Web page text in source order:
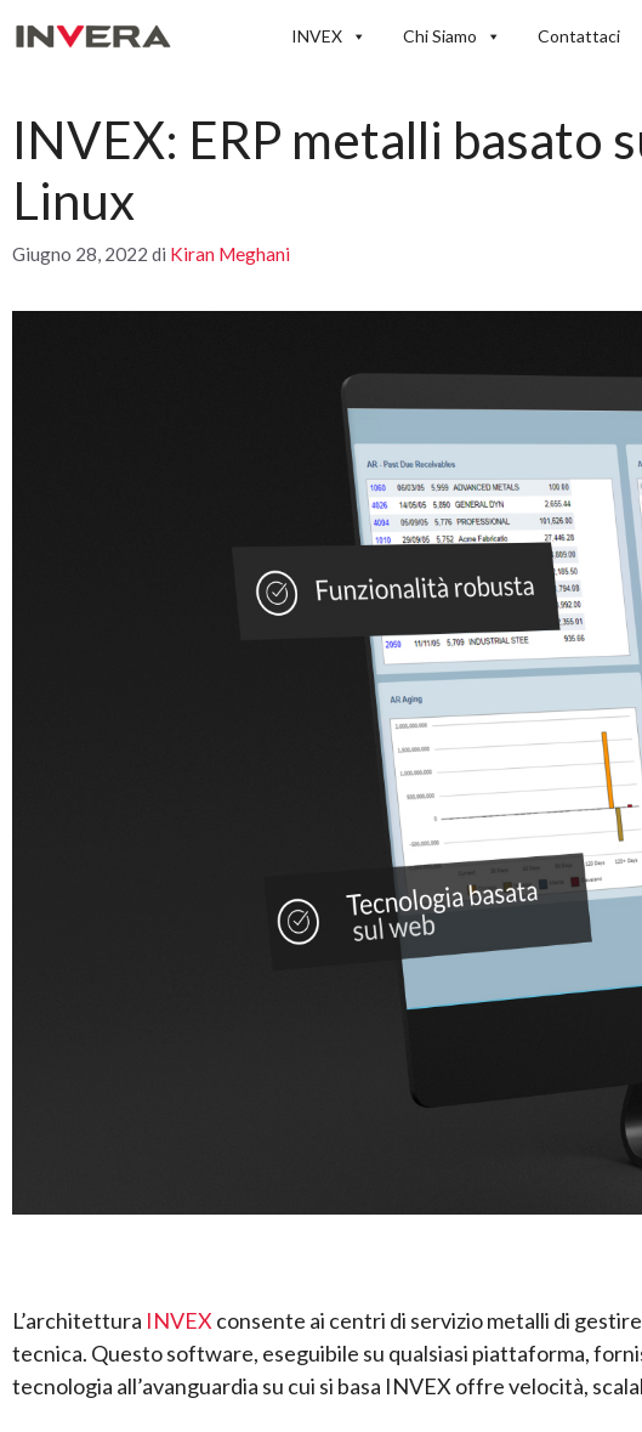
INVEX Chi Siamo Contattaci
INVEX: ERP metalli basato
Linux
Giugno 28, 2022 di Kiran Meghani
L’architettura INVEX consente ai centri di servizio metalli di
tecnica. Questo software, eseguibile su qualsiasi piattaforma,
tecnologia all’avanguardia su cui si basa INVEX offre velocità,